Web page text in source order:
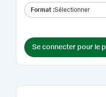
Format :Sélectionner
Se connecter pour le